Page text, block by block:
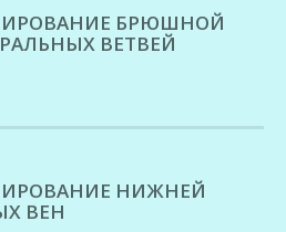
БРЮШНОЙ
ВЕТВЕЙ
НИЖНЕЙ
ВЕН